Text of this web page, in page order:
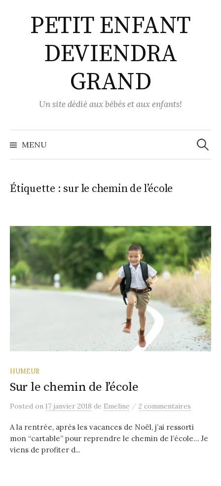
contenuPETIT ENFANT
DEVIENDRA
GRAND
Un site dédié aux bébés et aux enfants!
MENU
Étiquette : sur le chemin de l’école
HUMEUR
Sur le chemin de l’école
Posted on 17 janvier 2018 de Emeline / 2 commentaires
A la rentrée, après les vacances de Noël, j’ai ressorti
mon “cartable” pour reprendre le chemin de l’école… Je
viens de profiter d...